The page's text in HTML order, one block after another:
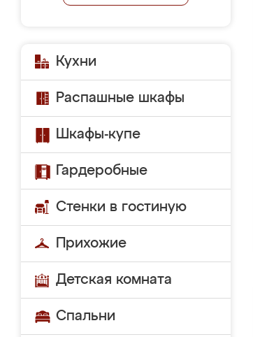
Кухни
Распашные шкафы
Шкафы-купе
Гардеробные
Стенки в гостиную
Прихожие
Детская комната
Спальни